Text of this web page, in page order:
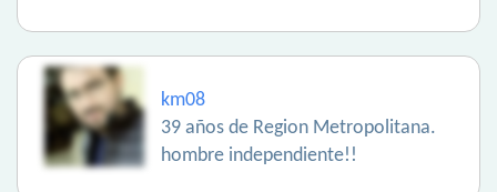
km08
39 años de Region Metropolitana.
hombre independiente!!